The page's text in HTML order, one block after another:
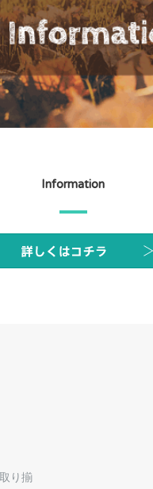
Information
り揃